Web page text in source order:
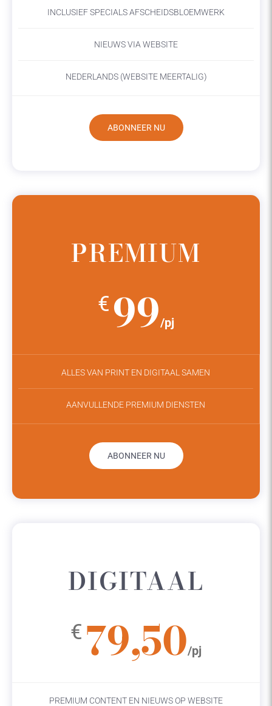
INCLUSIEF SPECIALS AFSCHEIDSBLOEMWERK
NIEUWS VIA WEBSITE
NEDERLANDS (WEBSITE MEERTALIG)
ABONNEER NU
PREMIUM
€ 99/pj
ALLES VAN PRINT EN DIGITAAL SAMEN
AANVULLENDE PREMIUM DIENSTEN
ABONNEER NU
DIGITAAL
€ 79,50/pj
PREMIUM CONTENT EN NIEUWS OP WEBSITE